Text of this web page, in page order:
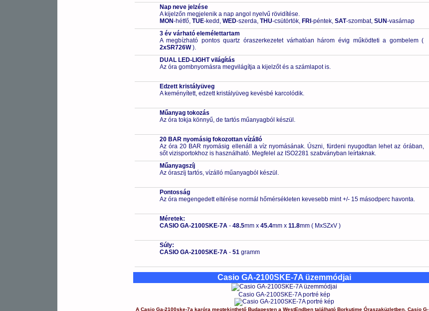
Nap neve jelzése
A kijelzőn megjelenik a nap angol nyelvű rövidítése.
MON-hétfő, TUE-kedd, WED-szerda, THU-csütörtök, FRI -péntek, SAT-szombat, SUN-vasárnap
3 év várható elemélettartam
A megbízható pontos quartz óraszerkezetet várhatóan három évig működteti a gombelem (
2xSR726W).
DUAL LED-LIGHT világítás
Az óra gombnyomásra megvilágítja a kijelzőt és a számlapot is.
Edzett kristályüveg
A keményített, edzett kristályüveg kevésbé karcolódik.
Műanyag tokozás
Az óra tokja könnyű, de tartós műanyagból készül.
20 BAR nyomásig fokozottan vízálló
Az óra 20 BAR nyomásig ellenáll a víz nyomásának. Úszni, fürdeni nyugodtan lehet az órában,
sőt vizisportokhoz is használható. Megfelel az ISO2281 szabványban leírtaknak.
Műanyagszíj
Az óraszíj tartós, vízálló műanyagból készül.
Pontosság
Az óra megengedett eltérése normál hőmérsékleten kevesebb mint +/- 15 másodperc havonta.
Méretek:
CASIO GA-2100SKE-7A- 48.5mm x 45.4mm x 11.8mm ( MxSZxV )
Súly:
CASIO GA-2100SKE-7A- 51 gramm
Casio GA-2100SKE-7A üzemmódjai
Casio GA-2100SKE-7A portré kép
A Casio Ga-2100ske-7a karóra megtekinthető Budapesten a WestEndbentalálható Borkutime Óraszaküzletben. Casio G-